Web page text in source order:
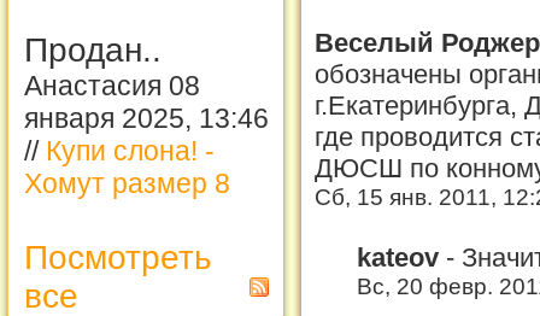
Продан..
Анастасия 08
января 2025, 13:46
// Купи слона! -
Хомут размер 8
Посмотреть
все
Веселый
обозначены
где проводится
ДЮСШ по
Сб, 15 янв. 2011,
kateov -
Вс, 20 февр.